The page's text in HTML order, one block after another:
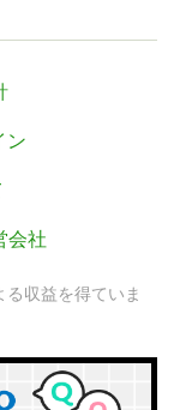
ン
会社
収益を得ていま